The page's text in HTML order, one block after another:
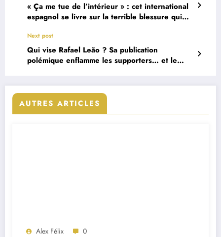
« Ça me tue de l’intérieur » : cet international
espagnol se livre sur la terrible blessure qui
Next post
Qui vise Rafael Leão ? Sa publication
polémique enflamme les supporters… et le
AUTRES ARTICLES
Alex Félix 0